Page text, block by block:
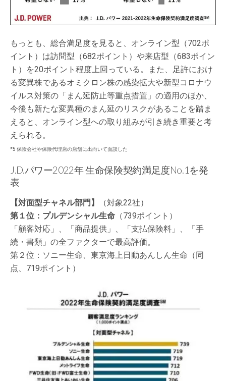
もっとも、総合満足度を見ると、オンライン型（702ポ
イント）は訪問型（682ポイント）や来店型（683ポイン
ト）を20ポイント程度上回っている。また、足許におけ
る変異株であるオミクロン株の感染拡大や新型コロナウ
イルス対策の「まん延防止等重点措置」の適用のほか、
今後も新たな変異種のまん延のリスクがあることを踏ま
えると、オンライン型への取り組みが引き続き重要と考
えられる。
*5 保険会社や保険代理店の店舗に出向いて面談した
J.D.パワー2022年 生命保険契約満足度No.1を発
表
【対面型チャネル部門】
（対象22社）
第１位：プルデンシャル生命 （739ポイント）
「顧客対応」、「商品提供」、「支払保険料」、「手
続・書類」の全ファクターで最高評価。
第２位：ソニー生命、東京海上日動あんしん生命（同
点、719ポイント）